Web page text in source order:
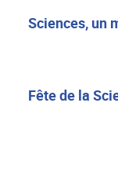
Sciences, un
Fête de la